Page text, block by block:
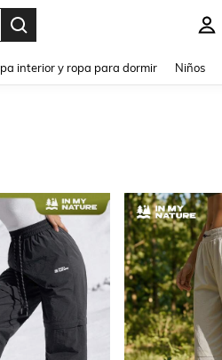
interior y ropa para dormir Niños